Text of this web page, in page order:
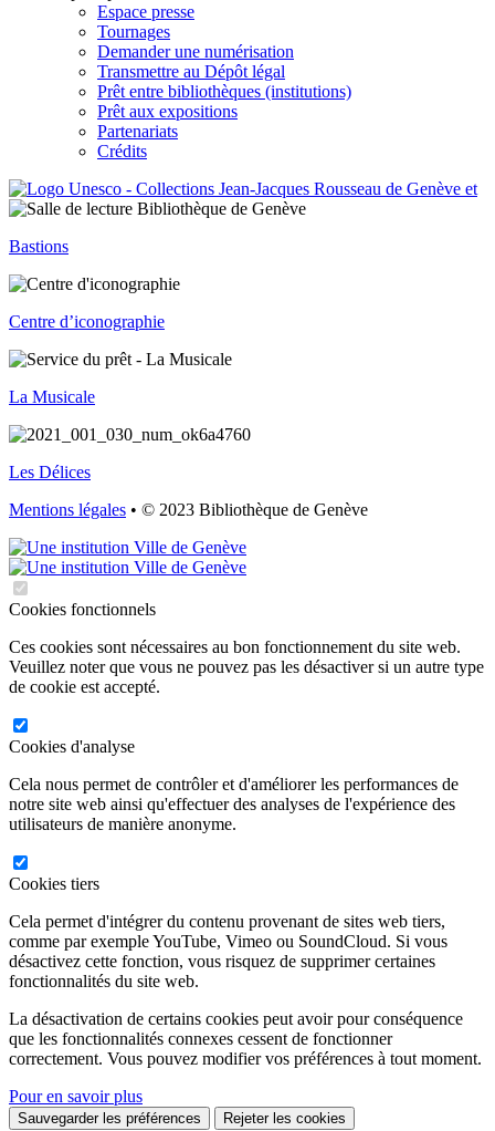
Espace presse
Tournages
Demander une numérisation
Transmettre au Dépôt légal
Prêt entre bibliothèques (institutions)
Prêt aux expositions
Partenariats
Crédits
Bastions
Centre d’iconographie
La Musicale
Les Délices
Mentions légales • © 2023 Bibliothèque de Genève
Cookies fonctionnels
Ces cookies sont nécessaires au bon fonctionnement du site web.
Veuillez noter que vous ne pouvez pas les désactiver si un autre type
de cookie est accepté.
Cookies d'analyse
Cela nous permet de contrôler et d'améliorer les performances de
notre site web ainsi qu'effectuer des analyses de l'expérience des
utilisateurs de manière anonyme.
Cookies tiers
Cela permet d'intégrer du contenu provenant de sites web tiers,
comme par exemple YouTube, Vimeo ou SoundCloud. Si vous
désactivez cette fonction, vous risquez de supprimer certaines
fonctionnalités du site web.
La désactivation de certains cookies peut avoir pour conséquence
que les fonctionnalités connexes cessent de fonctionner
correctement. Vous pouvez modifier vos préférences à tout moment.
Pour en savoir plus
Sauvegarder les préférences Rejeter les cookies